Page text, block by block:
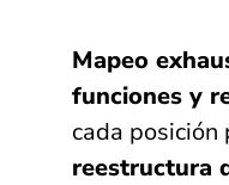
Mapeo
funciones y
cada posición
reestructura